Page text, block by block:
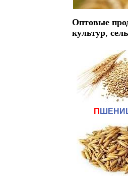
Оптовые
культур,
П